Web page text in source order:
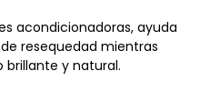
acondicionadoras, ayuda
resequedad mientras
brillante y natural.